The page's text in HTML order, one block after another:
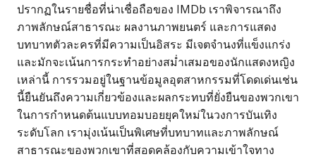
ปรากฏในรายชื่อที่น่าเชื่อถือของ IMDb เราพิจารณาถึง
ภาพลักษณ์สาธารณะ ผลงานภาพยนตร์ และการแสดง
บทบาทตัวละครที่มีความเป็นอิสระ มีเจตจำนงที่แข็งแกร่ง
และมักจะเน้นการกระทำอย่างสม่ำเสมอของนักแสดงหญิง
เหล่านี้ การรวมอยู่ในฐานข้อมูลอุตสาหกรรมที่โดดเด่นเช่น
นี้ยืนยันถึงความเกี่ยวข้องและผลกระทบที่ยั่งยืนของพวกเขา
ในการกำหนดต้นแบบทอมบอยยุคใหม่ในวงการบันเทิง
ระดับโลก เรามุ่งเน้นเป็นพิเศษที่บทบาทและภาพลักษณ์
สาธารณะของพวกเขาที่สอดคล้องกับความเข้าใจทาง